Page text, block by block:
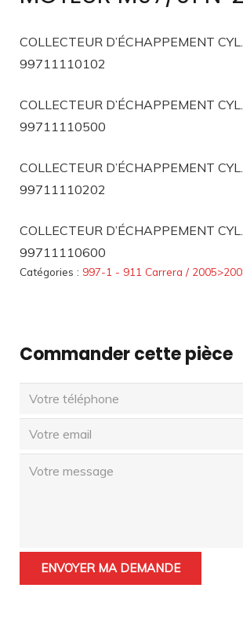
COLLECTEUR D’ÉCHAPPEMENT
99711110102
COLLECTEUR D’ÉCHAPPEMENT
99711110500
COLLECTEUR D’ÉCHAPPEMENT
99711110202
COLLECTEUR D’ÉCHAPPEMENT
99711110600
Catégories : 997-1 - 911 Carrera /
Commander cette pièce